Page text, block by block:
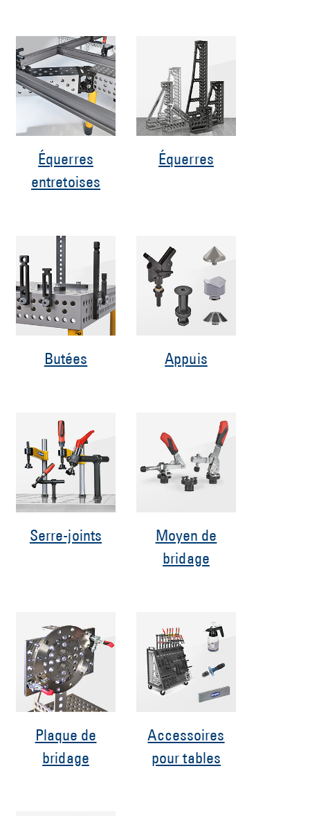
Équerres
entretoises
Équerres
Butées Appuis
Serre-joints
Moyen de
bridage
Plaque de
bridage
Accessoires
pour tables